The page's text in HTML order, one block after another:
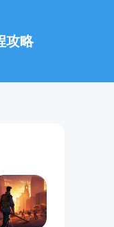
攻略